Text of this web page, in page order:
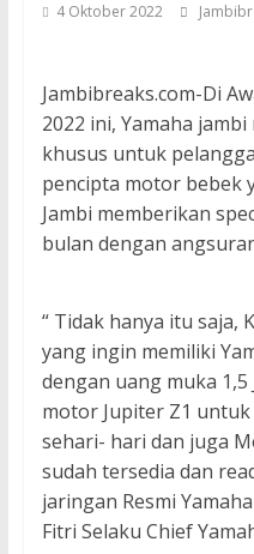
4 Oktober 2022
Jambibreaks.com-Di
2022 ini, Yamaha
khusus untuk
pencipta motor bebek
Jambi memberikan
bulan dengan
“ Tidak hanya itu saja,
yang ingin memiliki
dengan uang muka
motor Jupiter Z1
sehari- hari dan juga
sudah tersedia dan
jaringan Resmi
Fitri Selaku Chief